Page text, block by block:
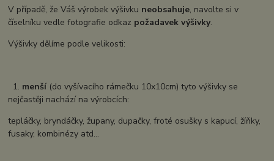
V případě, že Váš výrobek výšivku neobsahuje, navolte si v
číselníku vedle fotografie odkaz požadavek výšivky.
Výšivky dělíme podle velikosti:
1. menší (do vyšívacího rámečku 10x10cm) tyto výšivky se
nejčastěji nachází na výrobcích:
tepláčky, bryndáčky, župany, dupačky, froté osušky s kapucí, žíňky,
fusaky, kombinézy atd...